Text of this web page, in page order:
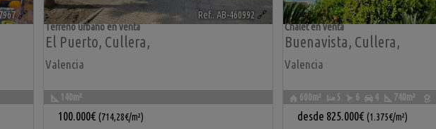
🔗 Ref.. AB-460992 🔗
El Puerto, Cullera,
Valencia
Terreno urbano en venta
140m²
100.000€ (714,28€/m²)
Buenavista, Cullera,
Valencia
Chalet en venta
600m² 5 6 4 740m²
desde 825.000€ (1.375€/m²)